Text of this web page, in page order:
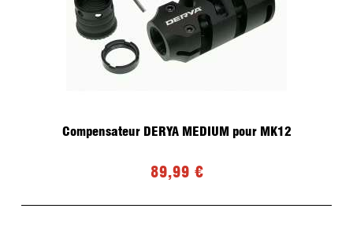
Compensateur DERYA MEDIUM pour MK12
89,99 €